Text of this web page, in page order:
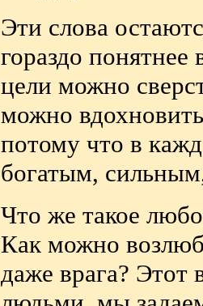
Эти слова
гораздо
цели можно
можно
потому что в
богатым,
Что же такое
Как можно
даже врага?